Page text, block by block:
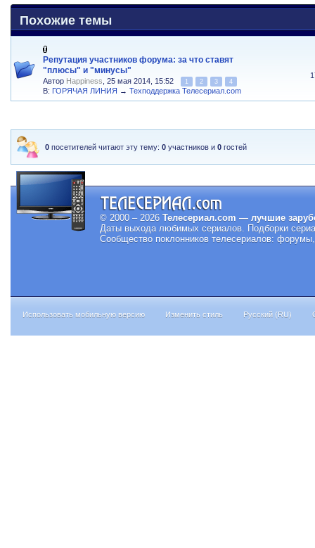
Похожие темы
Репутация участников форума: за что ставят
"плюсы" и "минусы"
Автор Happiness , 25 мая 2014, 15:52 1 2 3 4
В: ГОРЯЧАЯ ЛИНИЯ →Техподдержка Телесериал.com
0 посетителей читают эту тему:0 участников и0 гостей
© 2000 – 2026 Телесериал.com — лучшие
Даты выхода любимых сериалов. Подборки
Сообщество поклонников телесериалов:
Использовать мобильную версию Изменить стиль Русский (RU)